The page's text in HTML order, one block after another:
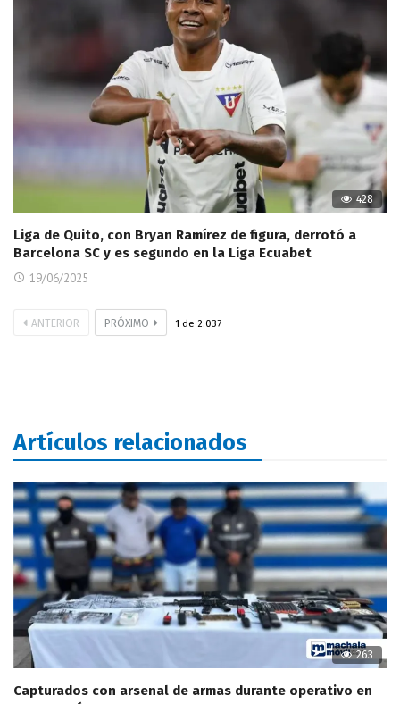
428
Liga de Quito, con Bryan Ramírez de figura, derrotó a
Barcelona SC y es segundo en la Liga Ecuabet
19/06/2025
ANTERIOR PRÓXIMO 1 de 2.037
Artículos relacionados
263
Capturados con arsenal de armas durante operativo en